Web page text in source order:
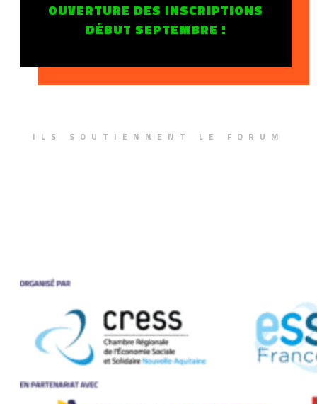
OUVERTURE DES INSCRIPTIONS
DÉBUT SEPTEMBRE !
ILS SOUTIENNENT LE FORUM